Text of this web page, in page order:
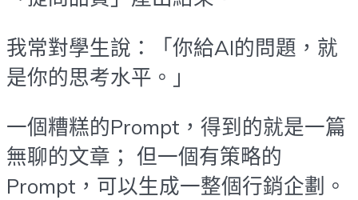
我常對學生說：「你給AI的問題，就
是你的思考水平。」
一個糟糕的Prompt，得到的就是一篇
無聊的文章； 但一個有策略的
Prompt，可以生成一整個行銷企劃。